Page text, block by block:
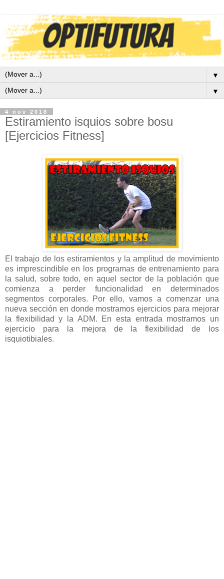
▼
▼
4 nov 2018
Estiramiento isquios sobre bosu
[Ejercicios Fitness]
El trabajo de los estiramientos y la amplitud de movimiento
es imprescindible en los programas de entrenamiento para
la salud, sobre todo, en aquel sector de la población que
comienza a perder funcionalidad en determinados
segmentos corporales. Por ello, vamos a comenzar una
nueva sección en donde mostramos ejercicios para mejorar
la flexibilidad y la ADM. En esta entrada mostramos un
ejercicio para la mejora de la flexibilidad de los
isquiotibiales.